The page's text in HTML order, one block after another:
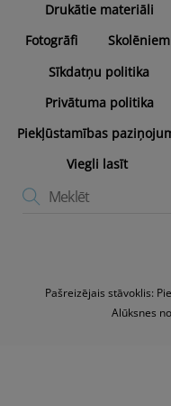
Drukātie materiāli
Fotogrāfi
Skolēniem
Sīkdatņu politika
Privātuma politika
Piekļūstamības
Viegli lasīt
Pašreizējais stāvoklis:
Alūksnes